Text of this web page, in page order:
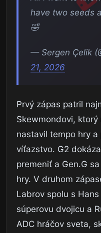
have two seeds
🤣
— Sergen Çelik
21, 2026
Prvý zápas patril
Skewmondovi,
nastavil tempo hry
víťazstvo. G2
premeniť a Gen.G
hry. V druhom
Labrov spolu s
súperovu dvojicu a
ADC hráčov sveta,